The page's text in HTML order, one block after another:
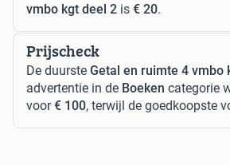
vmbo kgt deel 2 is € 20.
Prijscheck
De duurste Getal en ruimte 4 vmbo
advertentie in de Boeken categorie
voor€ 100, terwijl de goedkoopste